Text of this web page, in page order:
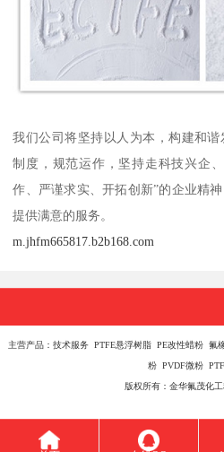
我们公司将坚持以人为本，构建和
制度，规范运作，坚持走科技兴企
作、严谨求实、开拓创新”的企业精
提供满意的服务。
m.jhfm665817.b2b168.com
主营产品：技术服务 PTFE悬浮树脂 PE改性蜡粉
粉 PVDF微粉
版权所有：金华氟茂化